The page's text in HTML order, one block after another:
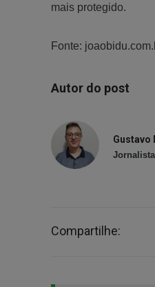
mais protegido.
Fonte:
Autor do post
Gustavo
Compartilhe: